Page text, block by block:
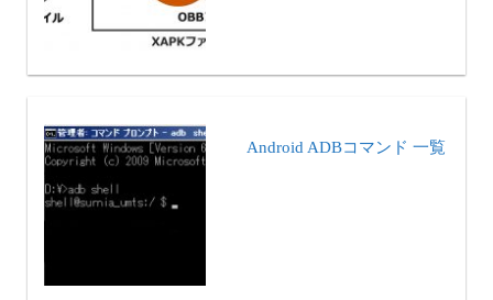
Android ADBコマンド 一覧